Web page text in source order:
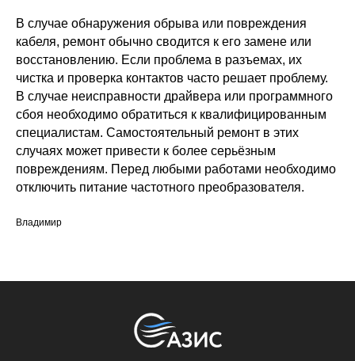
В случае обнаружения обрыва или повреждения
кабеля, ремонт обычно сводится к его замене или
восстановлению. Если проблема в разъемах, их
чистка и проверка контактов часто решает проблему.
В случае неисправности драйвера или программного
сбоя необходимо обратиться к квалифицированным
специалистам. Самостоятельный ремонт в этих
случаях может привести к более серьёзным
повреждениям. Перед любыми работами необходимо
отключить питание частотного преобразователя.
Владимир